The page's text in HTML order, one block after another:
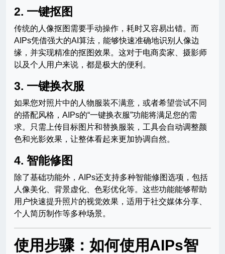
2. 一键抠图
传统的人像抠图需要手动操作，耗时又容易出错。而
AIPs凭借强大的AI算法，能够快速准确地识别人像边
缘，并实现精准的抠图效果。这对于电商卖家、摄影师
以及个人用户来说，都是极大的便利。
3. 一键换衣服
如果您对照片中的人物服装不满意，或者希望尝试不同
的搭配风格，AIPs的“一键换衣服”功能将满足您的需
求。只需上传目标图片和替换服装，工具会自动调整颜
色和光影效果，让整体看起来更加协调自然。
4. 智能修图
除了基础功能外，AIPs还支持多种智能修图选项，包括
人像美化、背景虚化、色彩优化等。这些功能能够帮助
用户快速提升照片的视觉效果，适用于社交媒体分享、
个人简历制作等多种场景。
使用步骤：如何使用AIPs智